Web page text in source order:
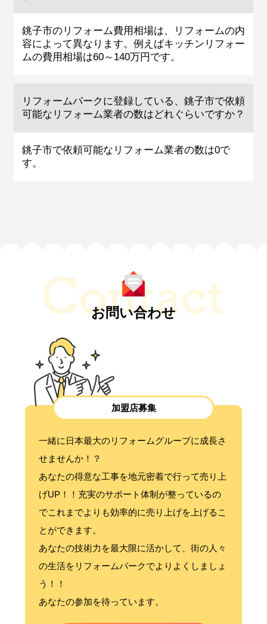
銚子市のリフォーム費用相場は、リフォームの内
容によって異なります。例えばキッチンリフォー
ムの費用相場は60～140万円です。
リフォームパークに登録している、銚子市で依頼
可能なリフォーム業者の数はどれぐらいですか？
銚子市で依頼可能なリフォーム業者の数は0で
す。
お問い合わせ
加盟店募集
一緒に日本最大のリフォームグループに成長さ
せませんか！？
あなたの得意な工事を地元密着で行って売り上
げUP！！充実のサポート体制が整っているの
でこれまでよりも効率的に売り上げを上げるこ
とができます。
あなたの技術力を最大限に活かして、街の人々
の生活をリフォームパークでよりよくしましょ
う！！
あなたの参加を待っています。